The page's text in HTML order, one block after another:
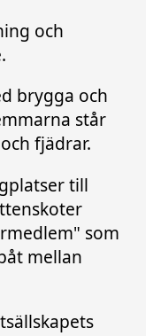
och
brygga och
står
fjädrar.
till
som
mellan